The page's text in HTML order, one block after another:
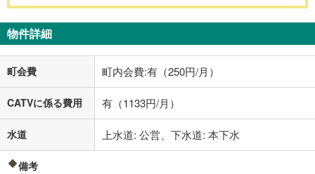
物件詳細
町会費 町内会費:有（250円/月）
CATVに係る費用 有（1133円/月）
水道 上水道: 公営、下水道: 本下水
備考